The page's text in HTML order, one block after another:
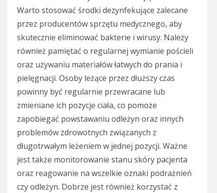
Warto stosować środki dezynfekujące zalecane
przez producentów sprzętu medycznego, aby
skutecznie eliminować bakterie i wirusy. Należy
również pamiętać o regularnej wymianie pościeli
oraz używaniu materiałów łatwych do prania i
pielęgnacji. Osoby leżące przez dłuższy czas
powinny być regularnie przewracane lub
zmieniane ich pozycje ciała, co pomoże
zapobiegać powstawaniu odleżyn oraz innych
problemów zdrowotnych związanych z
długotrwałym leżeniem w jednej pozycji. Ważne
jest także monitorowanie stanu skóry pacjenta
oraz reagowanie na wszelkie oznaki podrażnień
czy odleżyn. Dobrze jest również korzystać z